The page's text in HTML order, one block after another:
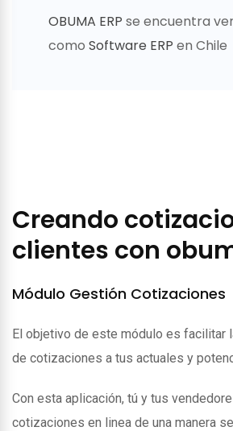
OBUMA ERP se encuentra
como Software ERP en Chile
Creando
clientes con
Módulo Gestión Cotizaciones
El objetivo de este módulo es facilitar
de cotizaciones a tus actuales y
Con esta aplicación, tú y tus
cotizaciones en linea de una manera